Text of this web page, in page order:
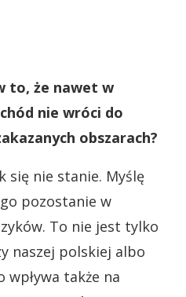
to, że nawet w
nie wróci do
obszarach?
się nie stanie. Myślę
pozostanie w
To nie jest tylko
naszej polskiej albo
także na